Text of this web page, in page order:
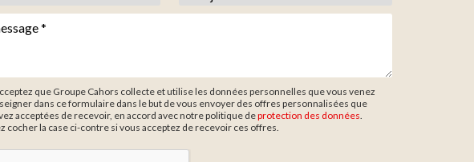
*
que Groupe Cahors collecte et utilise les données personnelles que vous venez
dans ce formulaire dans le but de vous envoyer des offres personnalisées que
acceptées de recevoir, en accord avec notre politique deprotection des données.
cocher la case ci-contre si vous acceptez de recevoir ces offres.